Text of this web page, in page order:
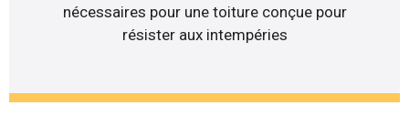
nécessaires pour une toiture conçue pour
résister aux intempéries